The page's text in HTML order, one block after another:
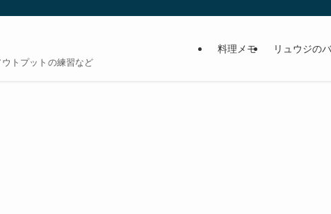
トプットの練習など
料理メモ リュウジの